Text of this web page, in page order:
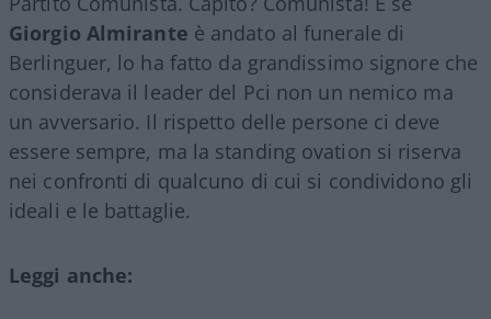
Giorgio Almirante è andato al funerale di
Berlinguer, lo ha fatto da grandissimo signore che
considerava il leader del Pci non un nemico ma
un avversario. Il rispetto delle persone ci deve
essere sempre, ma la standing ovation si riserva
nei confronti di qualcuno di cui si condividono gli
ideali e le battaglie.
Leggi anche: